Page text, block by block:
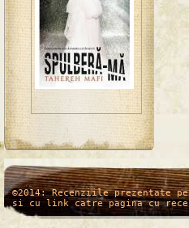
/* */
©2014: Recenziile prezentate
si cu link catre pagina cu